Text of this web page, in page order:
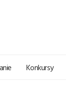
Konkursy